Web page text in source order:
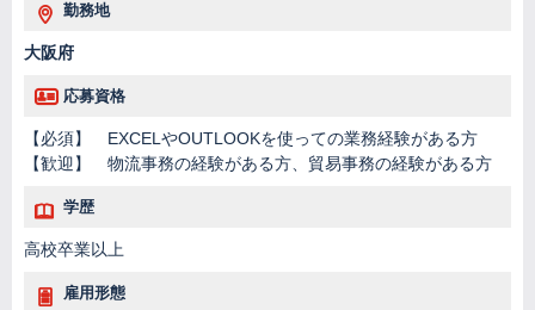
勤務地
大阪府
応募資格
【必須】 EXCELやOUTLOOKを使っての業務経験がある方
【歓迎】 物流事務の経験がある方、貿易事務の経験がある方
学歴
高校卒業以上
雇用形態